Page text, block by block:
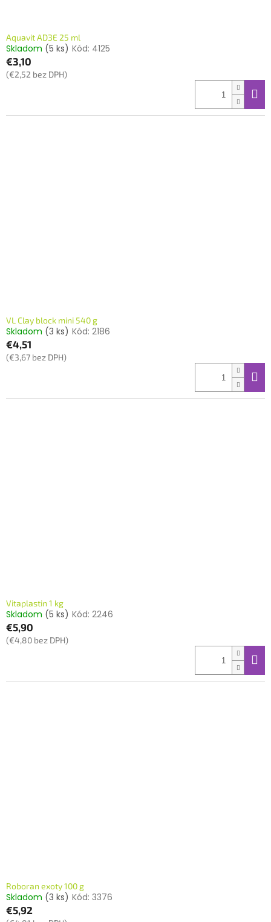
Aquavit AD3E 25 ml
Skladom (5 ks) Kód: 4125
€3,10
(€2,52 bez DPH)
VL Clay block mini 540 g
Skladom (3 ks) Kód: 2186
€4,51
(€3,67 bez DPH)
Vitaplastin 1 kg
Skladom (5 ks) Kód: 2246
€5,90
(€4,80 bez DPH)
Roboran exoty 100 g
Skladom (3 ks) Kód: 3376
€5,92